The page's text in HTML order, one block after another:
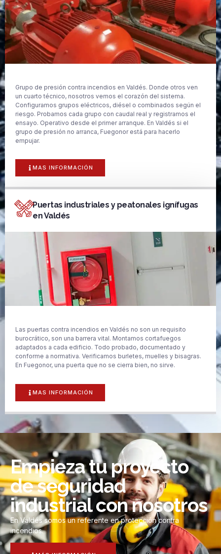
Grupo de presión contra incendios en Valdés. Donde otros ven
un cuarto técnico, nosotros vemos el corazón del sistema.
Configuramos grupos eléctricos, diésel o combinados según el
riesgo. Probamos cada grupo con caudal real y registramos el
ensayo. Operativo desde el primer arranque. En Valdés si el
grupo de presión no arranca, Fuegonor está para hacerlo
empujar.
MAS INFORMACIÓN
Puertas industriales y peatonales ignífugas
en Valdés
Las puertas contra incendios en Valdés no son un requisito
burocrático, son una barrera vital. Montamos cortafuegos
adaptados a cada edificio. Todo probado, documentado y
conforme a normativa. Verificamos burletes, muelles y bisagras.
En Fuegonor, una puerta que no se cierra bien, no sirve.
MAS INFORMACIÓN
Empieza tu proyecto
de seguridad
industrial con nosotros
En Valdés somos un referente en protección contra
incendios.